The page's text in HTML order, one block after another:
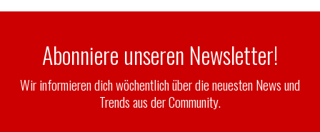
Abonniere unseren Newsletter!
Wir informieren dich wöchentlich über die neuesten News und
Trends aus der Community.